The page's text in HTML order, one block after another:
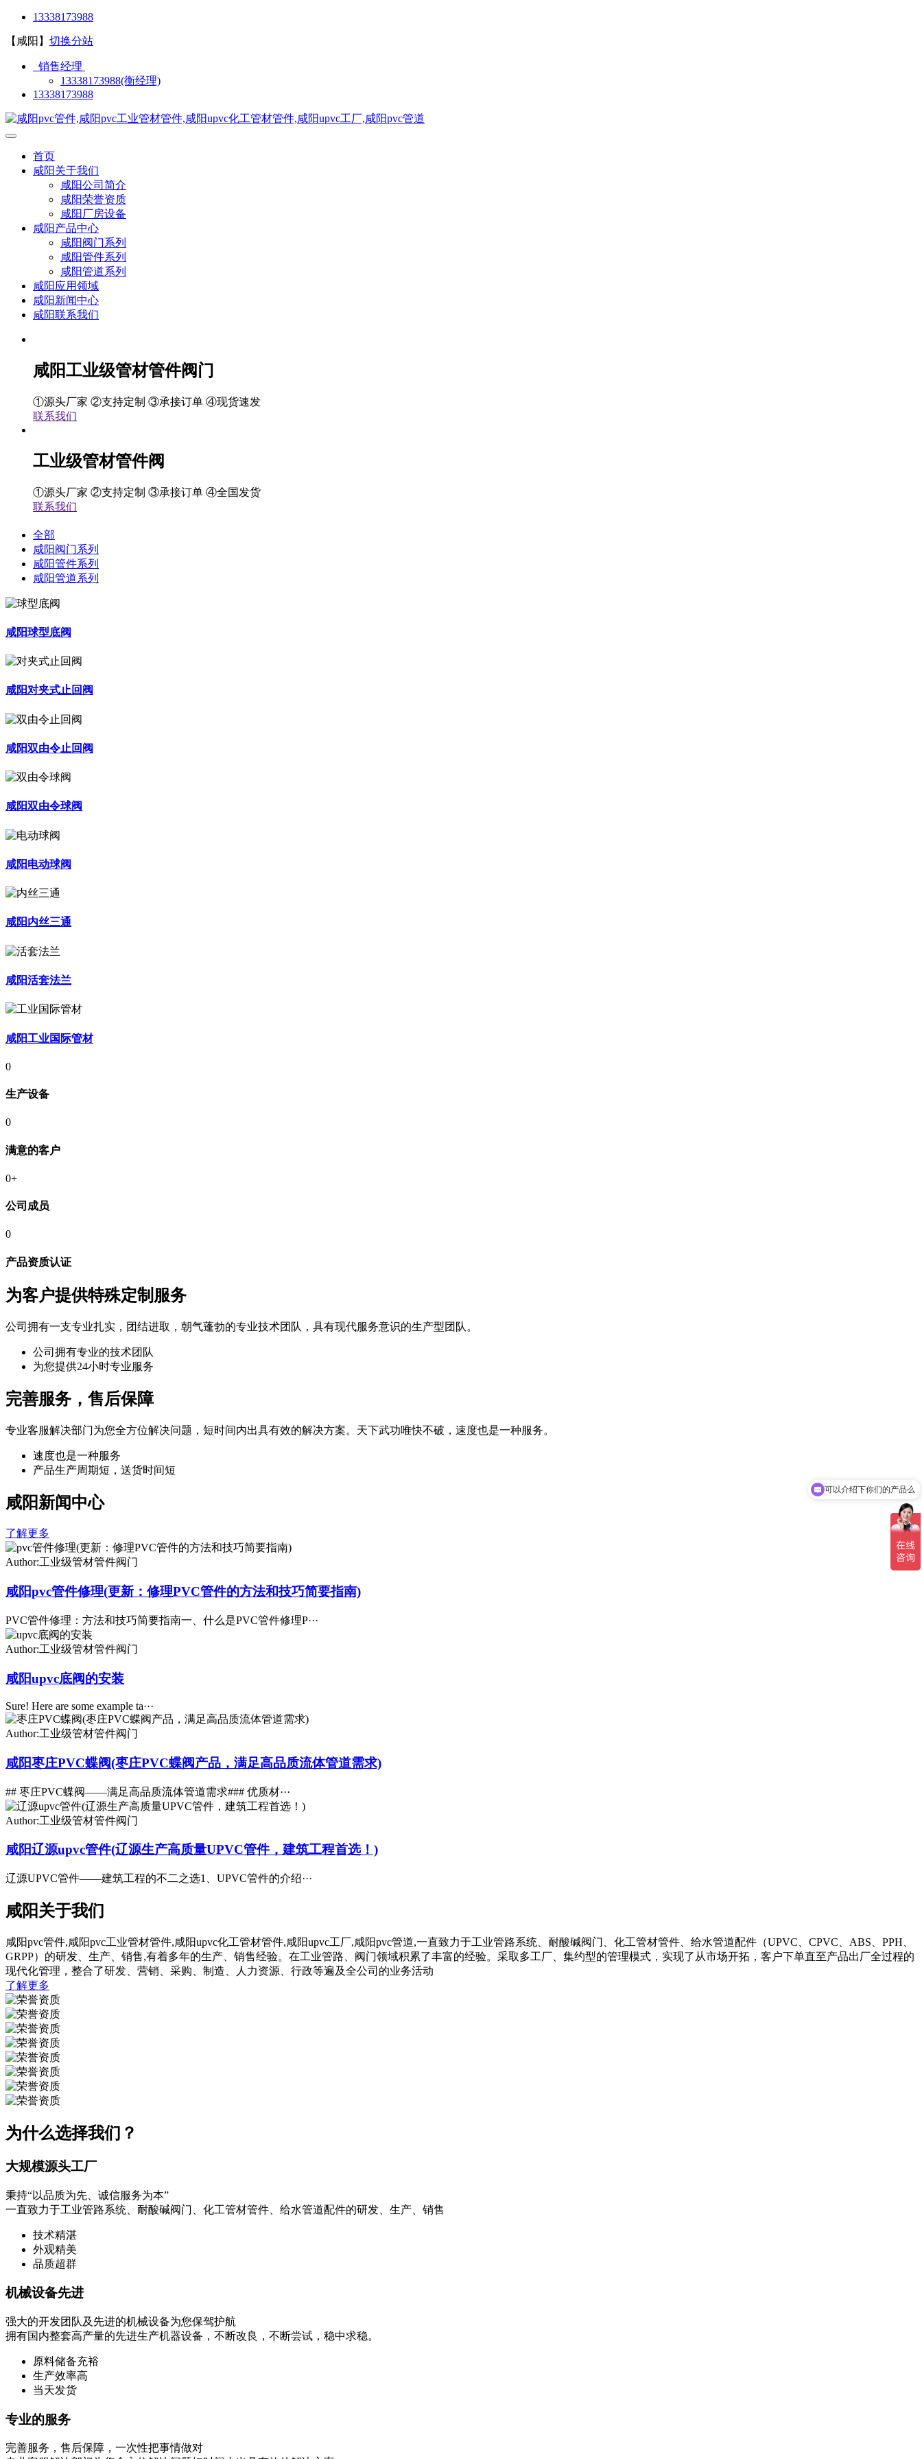
13338173988
【咸阳】 切换分站
销售经理
13338173988(衡经理)
13338173988
首页
咸阳关于我们
咸阳公司简介
咸阳荣誉资质
咸阳厂房设备
咸阳产品中心
咸阳阀门系列
咸阳管件系列
咸阳管道系列
咸阳应用领域
咸阳新闻中心
咸阳联系我们
咸阳工业级管材管件阀门
①源头厂家 ②支持定制 ③承接订单 ④现货速发
联系我们
工业级管材管件阀
①源头厂家 ②支持定制 ③承接订单 ④全国发货
联系我们
全部
咸阳阀门系列
咸阳管件系列
咸阳管道系列
咸阳球型底阀
咸阳对夹式止回阀
咸阳双由令止回阀
咸阳双由令球阀
咸阳电动球阀
咸阳内丝三通
咸阳活套法兰
咸阳工业国际管材
0
生产设备
0
满意的客户
0+
公司成员
0
产品资质认证
为客户提供特殊定制服务
公司拥有一支专业扎实，团结进取，朝气蓬勃的专业技术团队，具有现代服务意识的生产型团队。
公司拥有专业的技术团队
为您提供24小时专业服务
完善服务，售后保障
专业客服解决部门为您全方位解决问题，短时间内出具有效的解决方案。天下武功唯快不破，速度也是一种服务。
速度也是一种服务
产品生产周期短，送货时间短
咸阳新闻中心
了解更多
Author:工业级管材管件阀门
咸阳pvc管件修理(更新：修理PVC管件的方法和技巧简要指南)
PVC管件修理：方法和技巧简要指南一、什么是PVC管件修理P···
Author:工业级管材管件阀门
咸阳upvc底阀的安装
Sure! Here are some example ta···
Author:工业级管材管件阀门
咸阳枣庄PVC蝶阀(枣庄PVC蝶阀产品，满足高品质流体管道需求)
## 枣庄PVC蝶阀——满足高品质流体管道需求### 优质材···
Author:工业级管材管件阀门
咸阳辽源upvc管件(辽源生产高质量UPVC管件，建筑工程首选！)
辽源UPVC管件——建筑工程的不二之选1、UPVC管件的介绍···
咸阳关于我们
咸阳pvc管件,咸阳pvc工业管材管件,咸阳upvc化工管材管件,咸阳upvc工厂,咸阳pvc管道,一直致力于工业管路系统、耐酸碱阀门、化工管材管件、给水管道配件（UPVC、CPVC、ABS、PPH、
GRPP）的研发、生产、销售,有着多年的生产、销售经验。在工业管路、阀门领域积累了丰富的经验。采取多工厂、集约型的管理模式，实现了从市场开拓，客户下单直至产品出厂全过程的
现代化管理，整合了研发、营销、采购、制造、人力资源、行政等遍及全公司的业务活动
了解更多
为什么选择我们？
大规模源头工厂
秉持“以品质为先、诚信服务为本”
一直致力于工业管路系统、耐酸碱阀门、化工管材管件、给水管道配件的研发、生产、销售
技术精湛
外观精美
品质超群
机械设备先进
强大的开发团队及先进的机械设备为您保驾护航
拥有国内整套高产量的先进生产机器设备，不断改良，不断尝试，稳中求稳。
原料储备充裕
生产效率高
当天发货
专业的服务
完善服务，售后保障，一次性把事情做对
可以介绍下你们的产品么